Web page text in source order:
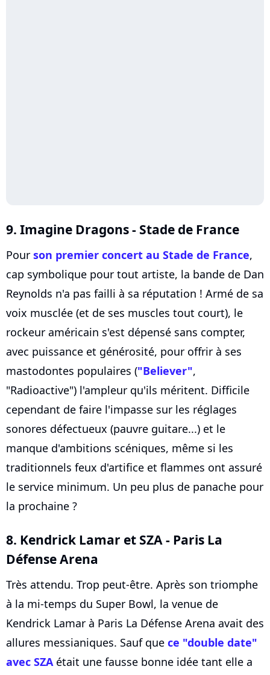
9. Imagine Dragons - Stade de France
Pour son premier concert au Stade de France,
cap symbolique pour tout artiste, la bande de Dan
Reynolds n'a pas failli à sa réputation ! Armé de sa
voix musclée (et de ses muscles tout court), le
rockeur américain s'est dépensé sans compter,
avec puissance et générosité, pour offrir à ses
mastodontes populaires ("Believer",
"Radioactive") l'ampleur qu'ils méritent. Difficile
cependant de faire l'impasse sur les réglages
sonores défectueux (pauvre guitare...) et le
manque d'ambitions scéniques, même si les
traditionnels feux d'artifice et flammes ont assuré
le service minimum. Un peu plus de panache pour
la prochaine ?
8. Kendrick Lamar et SZA - Paris La
Défense Arena
Très attendu. Trop peut-être. Après son triomphe
à la mi-temps du Super Bowl, la venue de
Kendrick Lamar à Paris La Défense Arena avait des
allures messianiques. Sauf que ce "double date"
avec SZAétait une fausse bonne idée tant elle a